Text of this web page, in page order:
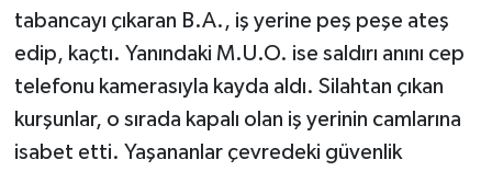
tabancayı çıkaran B.A., iş yerine peş peşe ateş
edip, kaçtı. Yanındaki M.U.O. ise saldırı anını cep
telefonu kamerasıyla kayda aldı. Silahtan çıkan
kurşunlar, o sırada kapalı olan iş yerinin camlarına
isabet etti. Yaşananlar çevredeki güvenlik